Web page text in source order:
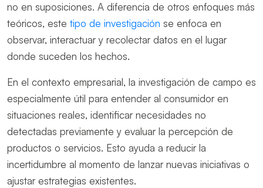
no en suposiciones. A diferencia de otros enfoques más
teóricos, este tipo de investigación se enfoca en
observar, interactuar y recolectar datos en el lugar
donde suceden los hechos.
En el contexto empresarial, la investigación de campo es
especialmente útil para entender al consumidor en
situaciones reales, identificar necesidades no
detectadas previamente y evaluar la percepción de
productos o servicios. Esto ayuda a reducir la
incertidumbre al momento de lanzar nuevas iniciativas o
ajustar estrategias existentes.